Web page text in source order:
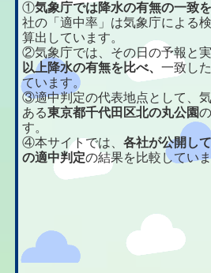
①気象庁では降水の有無の一致
社の「適中率」は気象庁による
算出しています。
②気象庁では、その日の予報と
以上降水の有無を比べ、一致し
ています。
③適中判定の代表地点として、
ある東京都千代田区北の丸公園
す。
④本サイトでは、各社が公開し
の適中判定の結果を比較していま